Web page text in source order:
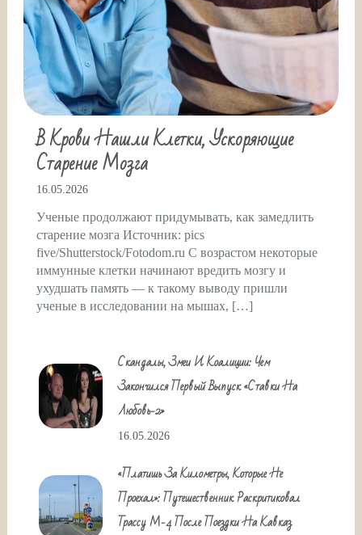
В Крови Нашли Клетки, Ускоряющие
Старение Мозга
16.05.2026
Ученые продолжают придумывать, как замедлить
старение мозга Источник: pics
five/Shutterstock/Fotodom.ru С возрастом некоторые
иммунные клетки начинают вредить мозгу и
ухудшать память — к такому выводу пришли
ученые в исследовании на мышах, […]
Скандалы, Змеи И Коалиции: Чем
Закончился Первый Выпуск «Ставки На
Любовь-2»
16.05.2026
«Платишь За Километры, Которые Не
Проехал»: Путешественник Раскритиковал
Трассу М-4 После Поездки На Кавказ